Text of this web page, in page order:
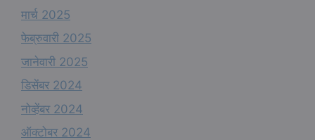
मार्च 2025
फेब्रुवारी 2025
जानेवारी 2025
डिसेंबर 2024
नोव्हेंबर 2024
ऑक्टोबर 2024